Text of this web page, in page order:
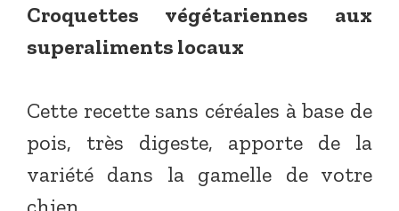
Croquettes végétariennes aux
superaliments locaux
Cette recette sans céréales à base de
pois, très digeste, apporte de la
variété dans la gamelle de votre